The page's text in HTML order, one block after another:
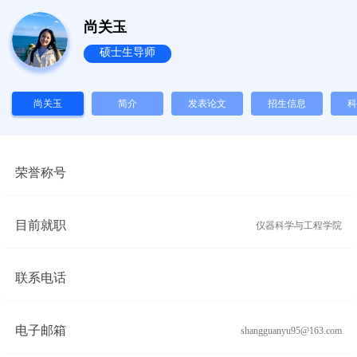
尚关玉
硕士生导师
尚关玉 简介 发表论文 招生信息
荣誉称号
目前就职 仪器科学与工程学院
联系电话
电子邮箱 shangguanyu95@163.com